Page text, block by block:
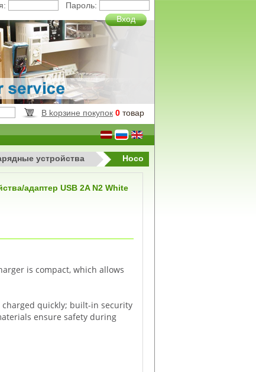
Пароль:
Вход
B kорзинe покупок 0 товар
устройства Hoco
адаптер USB 2A N2 White
is compact, which allows
quickly; built-in security
ensure safety during